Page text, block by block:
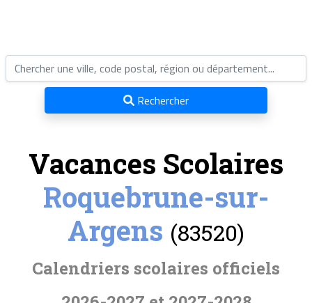
Rechercher
Vacances Scolaires
Roquebrune-sur-
Argens (83520)
Calendriers scolaires officiels